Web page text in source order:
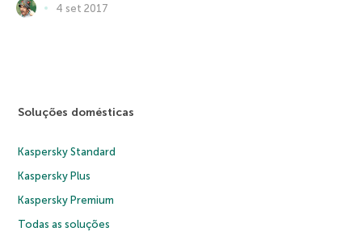
4 set 2017
Soluções domésticas
Kaspersky Standard
Kaspersky Plus
Kaspersky Premium
Todas as soluções